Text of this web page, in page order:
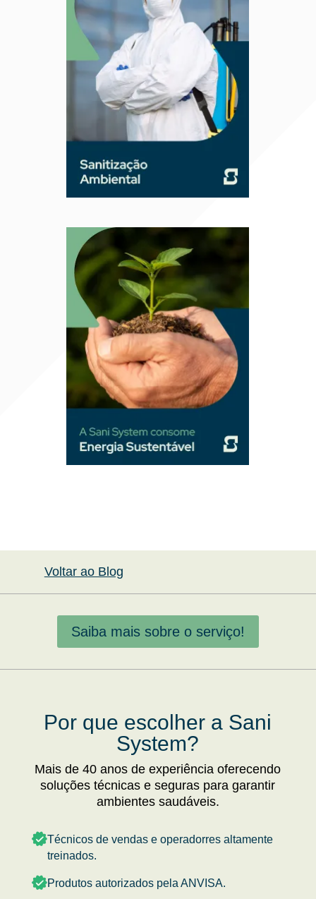
Voltar ao Blog
Saiba mais sobre o serviço!
Por que escolher a Sani
System?
Mais de 40 anos de experiência oferecendo
soluções técnicas e seguras para garantir
ambientes saudáveis.
Técnicos de vendas e operadorres altamente
treinados.
Produtos autorizados pela ANVISA.